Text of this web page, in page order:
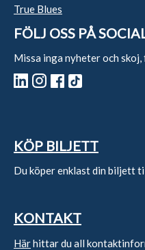
True Blues
FÖLJ OSS PÅ
Missa inga nyheter och
KÖP BILJETT
Du köper enklast din biljett
KONTAKT
Härhittar du all